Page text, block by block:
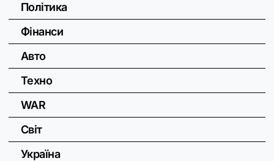
Політика
Фінанси
Авто
Техно
WAR
Світ
Україна